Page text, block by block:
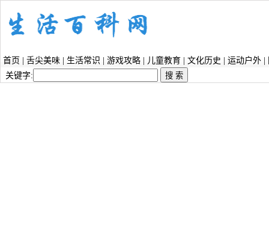
首页 舌尖美味 生活常识 游戏攻略 儿童教育 文化历史 运动户外
关键字: